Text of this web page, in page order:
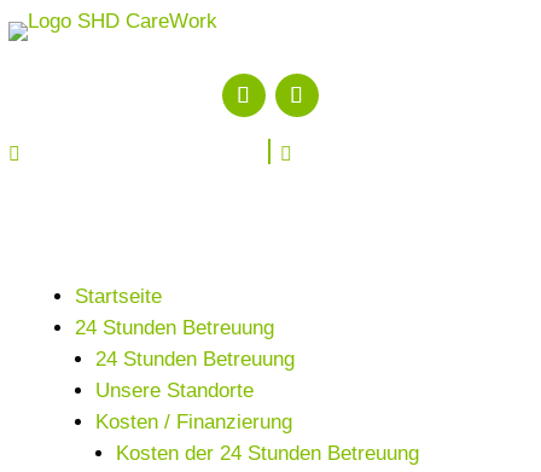
 
Startseite
24 Stunden Betreuung
24 Stunden Betreuung
Unsere Standorte
Kosten / Finanzierung
Kosten der 24 Stunden Betreuung